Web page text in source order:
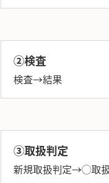
②検査
検査→結果
③取扱判定
新規取扱判定→◯取